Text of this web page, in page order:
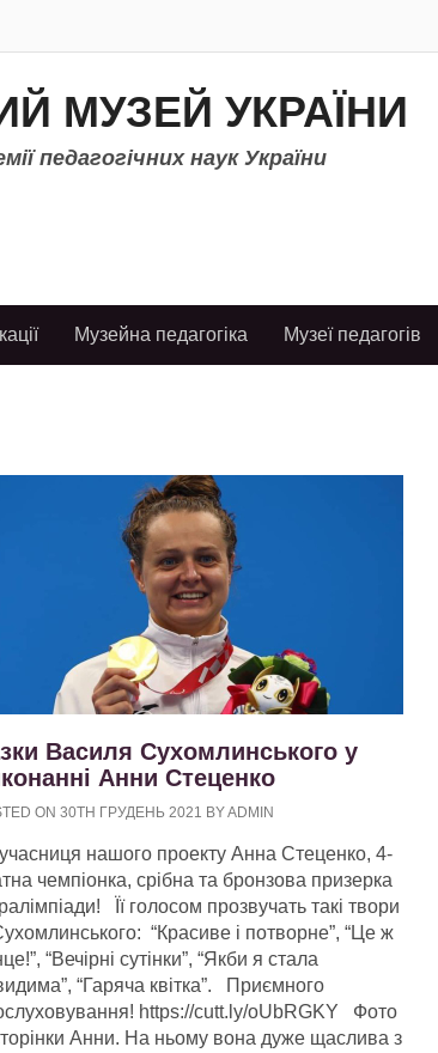
МУЗЕЙ УКРАЇНИ
педагогічних наук України
Музейна педагогіка Музеї педагогів
Василя Сухомлинського у
Анни Стеценко
ON 30TH ГРУДЕНЬ 2021 BY ADMIN
нашого проекту Анна Стеценко, 4-
чемпіонка, срібна та бронзова призерка
Її голосом прозвучать такі твори
“Красиве і потворне”, “Це ж
“Вечірні сутінки”, “Якби я стала
“Гаряча квітка”. Приємного
https://cutt.ly/oUbRGKY Фото
Анни. На ньому вона дуже щаслива з